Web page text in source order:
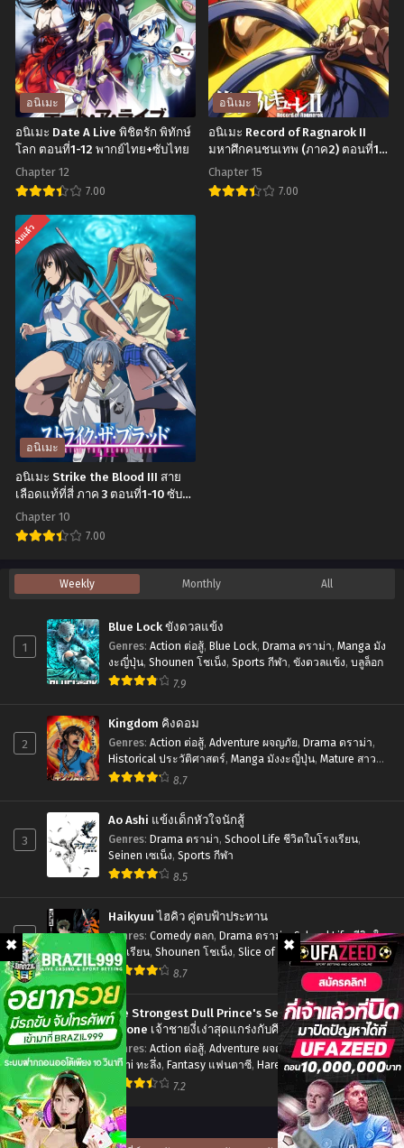
ครู
พิเศษ
จอม
ป่วน
รี
บอร์น
ตอน
ที่1-
203
พากย์
ไทย
Movie
Episode
Nagi
บลู
ล็อก
เดอะ
มูฟ
วี่
อนิเมะ
อนิเมะ Date A Live พิชิตรัก พิทักษ์
โลก ตอนที่1-12 พากย์ไทย+ซับไทย
Chapter 12
7.00
อ
นิ
เมะ
Date
A
Live
พิชิต
รัก
พิทักษ์
โลก
ตอน
ที่1-
12
พากย์
ไทย+ซับ
ไทย
อนิเมะ
อนิเมะ Record of Ragnarok II
มหาศึกคนชนเทพ (ภาค2) ตอนที่1-
15 พากย์ไทย+ซับไทย
Chapter 15
7.00
ที่1-
15
ไทย+ซับ
ไทย
จบแล้ว
อนิเมะ
อนิเมะ Strike the Blood III สาย
เลือดแท้ที่สี่ ภาค 3 ตอนที่1-10 ซับ
ไทย
Chapter 10
7.00
อ
นิ
Strike
Blood
สาย
เลือด
สี่
ที่1-
10
ซับ
ไทย
Weekly Monthly All
1
Blue Lock ขังดวลแข้ง
Genres: Action ต่อสู้, Blue Lock, Drama ดราม่า, Manga มัง
งะญี่ปุ่น, Shounen โชเน็ง, Sports กีฬา, ขังดวลแข้ง, บลูล็อก
7.9
2
Kingdom คิงดอม
Genres: Action ต่อสู้, Adventure ผจญภัย, Drama ดราม่า,
Historical ประวัติศาสตร์, Manga มังงะญี่ปุ่น, Mature สาว
ใหญ่,Seinen เซเน็ง
8.7
3
Ao Ashi แข้งเด็กหัวใจนักสู้
Genres: Drama ดราม่า, School Life ชีวิตในโรงเรียน,
Seinen เซเน็ง, Sports กีฬา
8.5
4
Haikyuu ไฮคิว คู่ตบฟ้าประทาน
Genres: Comedy ตลก, Drama ดราม่า,School Life ชีวิตใน
โรงเรียน, Shounen โชเน็ง, Slice of Life รั้วโรงเรียน,
Sports กีฬา
8.7
5
The Strongest Dull Prince's Secret Battle for the
Throne เจ้าชายงี่เง่าสุดแกร่งกับศึกชิงราชสมบัติ
Genres: Action ต่อสู้, Adventure ผจญภัย ,Drama ดราม่า,
Ecchi ทะลึ่ง, Fantasy แฟนตาซี, Harem ฮาเร็ม,Manga มังงะ
ญี่ปุ่น,Romance โรแมนติก
7.2